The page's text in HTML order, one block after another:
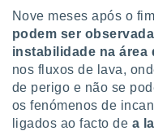
Nove meses após o
podem ser
instabilidade na área
nos fluxos de lava,
de perigo e não se
os fenómenos de
ligados ao facto de a